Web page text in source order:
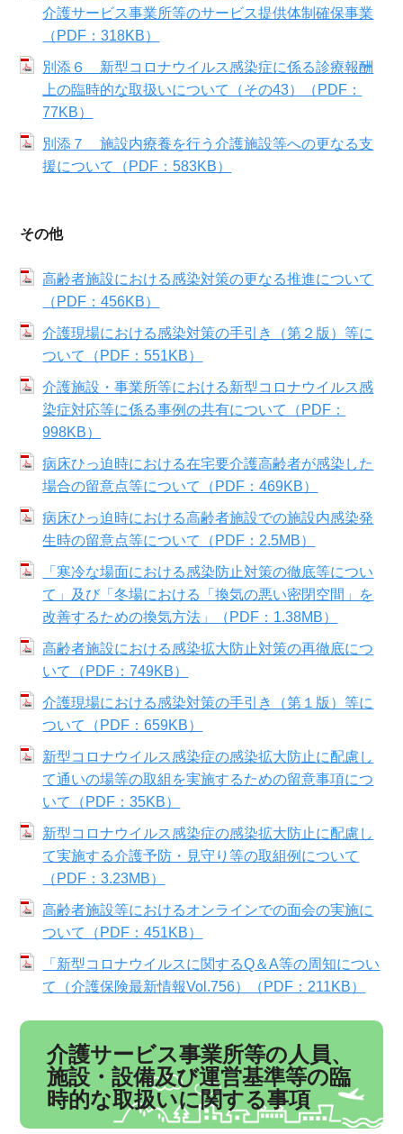
介護サービス事業所等のサービス提供体制確保事業
（PDF：318KB）
別添６ 新型コロナウイルス感染症に係る診療報酬
上の臨時的な取扱いについて（その43）（PDF：
77KB）
別添７ 施設内療養を行う介護施設等への更なる支
援について（PDF：583KB）
その他
高齢者施設における感染対策の更なる推進について
（PDF：456KB）
介護現場における感染対策の手引き（第２版）等に
ついて（PDF：551KB）
介護施設・事業所等における新型コロナウイルス感
染症対応等に係る事例の共有について（PDF：
998KB）
病床ひっ迫時における在宅要介護高齢者が感染した
場合の留意点等について（PDF：469KB）
病床ひっ迫時における高齢者施設での施設内感染発
生時の留意点等について（PDF：2.5MB）
「寒冷な場面における感染防止対策の徹底等につい
て」及び「冬場における「換気の悪い密閉空間」を
改善するための換気方法」（PDF：1.38MB）
高齢者施設における感染拡大防止対策の再徹底につ
いて（PDF：749KB）
介護現場における感染対策の手引き（第１版）等に
ついて（PDF：659KB）
新型コロナウイルス感染症の感染拡大防止に配慮し
て通いの場等の取組を実施するための留意事項につ
いて（PDF：35KB）
新型コロナウイルス感染症の感染拡大防止に配慮し
て実施する介護予防・見守り等の取組例について
（PDF：3.23MB）
高齢者施設等におけるオンラインでの面会の実施に
ついて（PDF：451KB）
「新型コロナウイルスに関するQ＆A等の周知につい
て（介護保険最新情報Vol.756）（PDF：211KB）
介護サービス事業所等の人員、
施設・設備及び運営基準等の臨
時的な取扱いに関する事項